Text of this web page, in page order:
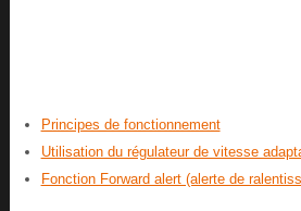
Principes de fonctionnement
Utilisation du régulateur de vitesse
Fonction Forward alert (alerte de